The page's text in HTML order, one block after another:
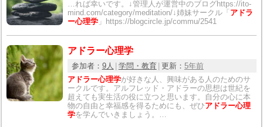
…れば幸いです。↓管理人が運営中のブログhttps://ito-
mind.com/category/meditation/↓姉妹サークル「 アドラ
ー心理学 」https://blogcircle.jp/commu/2541
アドラー心理学
参加者： 9人 学問・教育 更新： 5年前
アドラー心理学が好きな人、興味がある人のためのサ
ークルです。アルフレッド・アドラーの思想は世紀を
超えても実生活の役に立つと思います。自分の心に本
物の自由と幸福感を得るためにも、ぜひアドラー心理
学を学んでいきましょう。…